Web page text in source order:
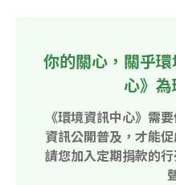
你的關心，關乎
心》
《環境資訊中心》需
資訊公開普及，才能
請您加入定期捐款的